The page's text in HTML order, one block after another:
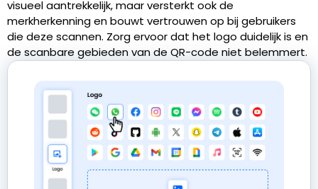
visueel aantrekkelijk, maar versterkt ook de
merkherkenning en bouwt vertrouwen op bij gebruikers
die deze scannen. Zorg ervoor dat het logo duidelijk is en
de scanbare gebieden van de QR-code niet belemmert.